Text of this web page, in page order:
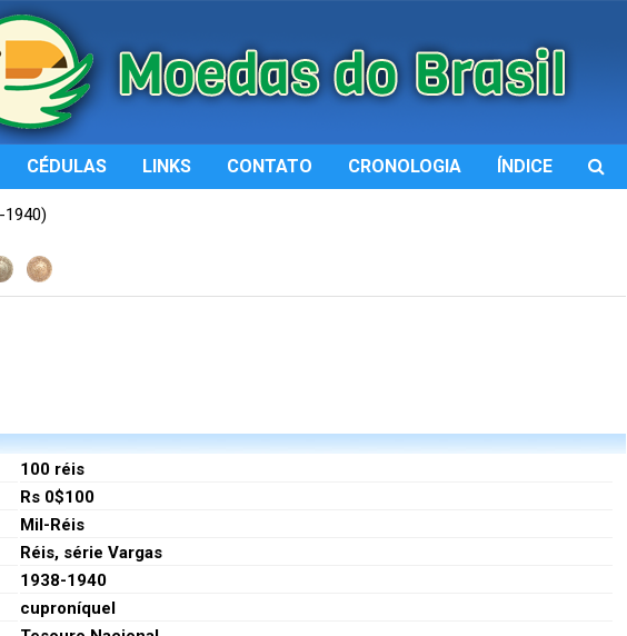
CÉDULAS LINKS CONTATO CRONOLOGIA ÍNDICE
1940)
100 réis
Rs 0$100
Mil-Réis
Réis, série Vargas
1938-1940
cuproníquel